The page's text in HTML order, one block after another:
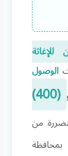
الوصول
(400)
من
بمحافظة